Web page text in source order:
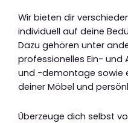
Wir bieten dir
individuell auf deine
Dazu gehören unter
professionelles Ein- und
und -demontage sowie
deiner Möbel und
Überzeuge dich selbst